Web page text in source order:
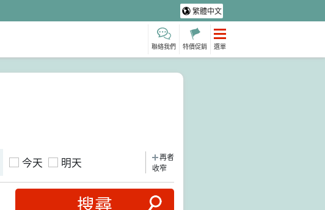
繁體中文
聯絡我們 特價促銷 選單
今天 明天
再者
收窄